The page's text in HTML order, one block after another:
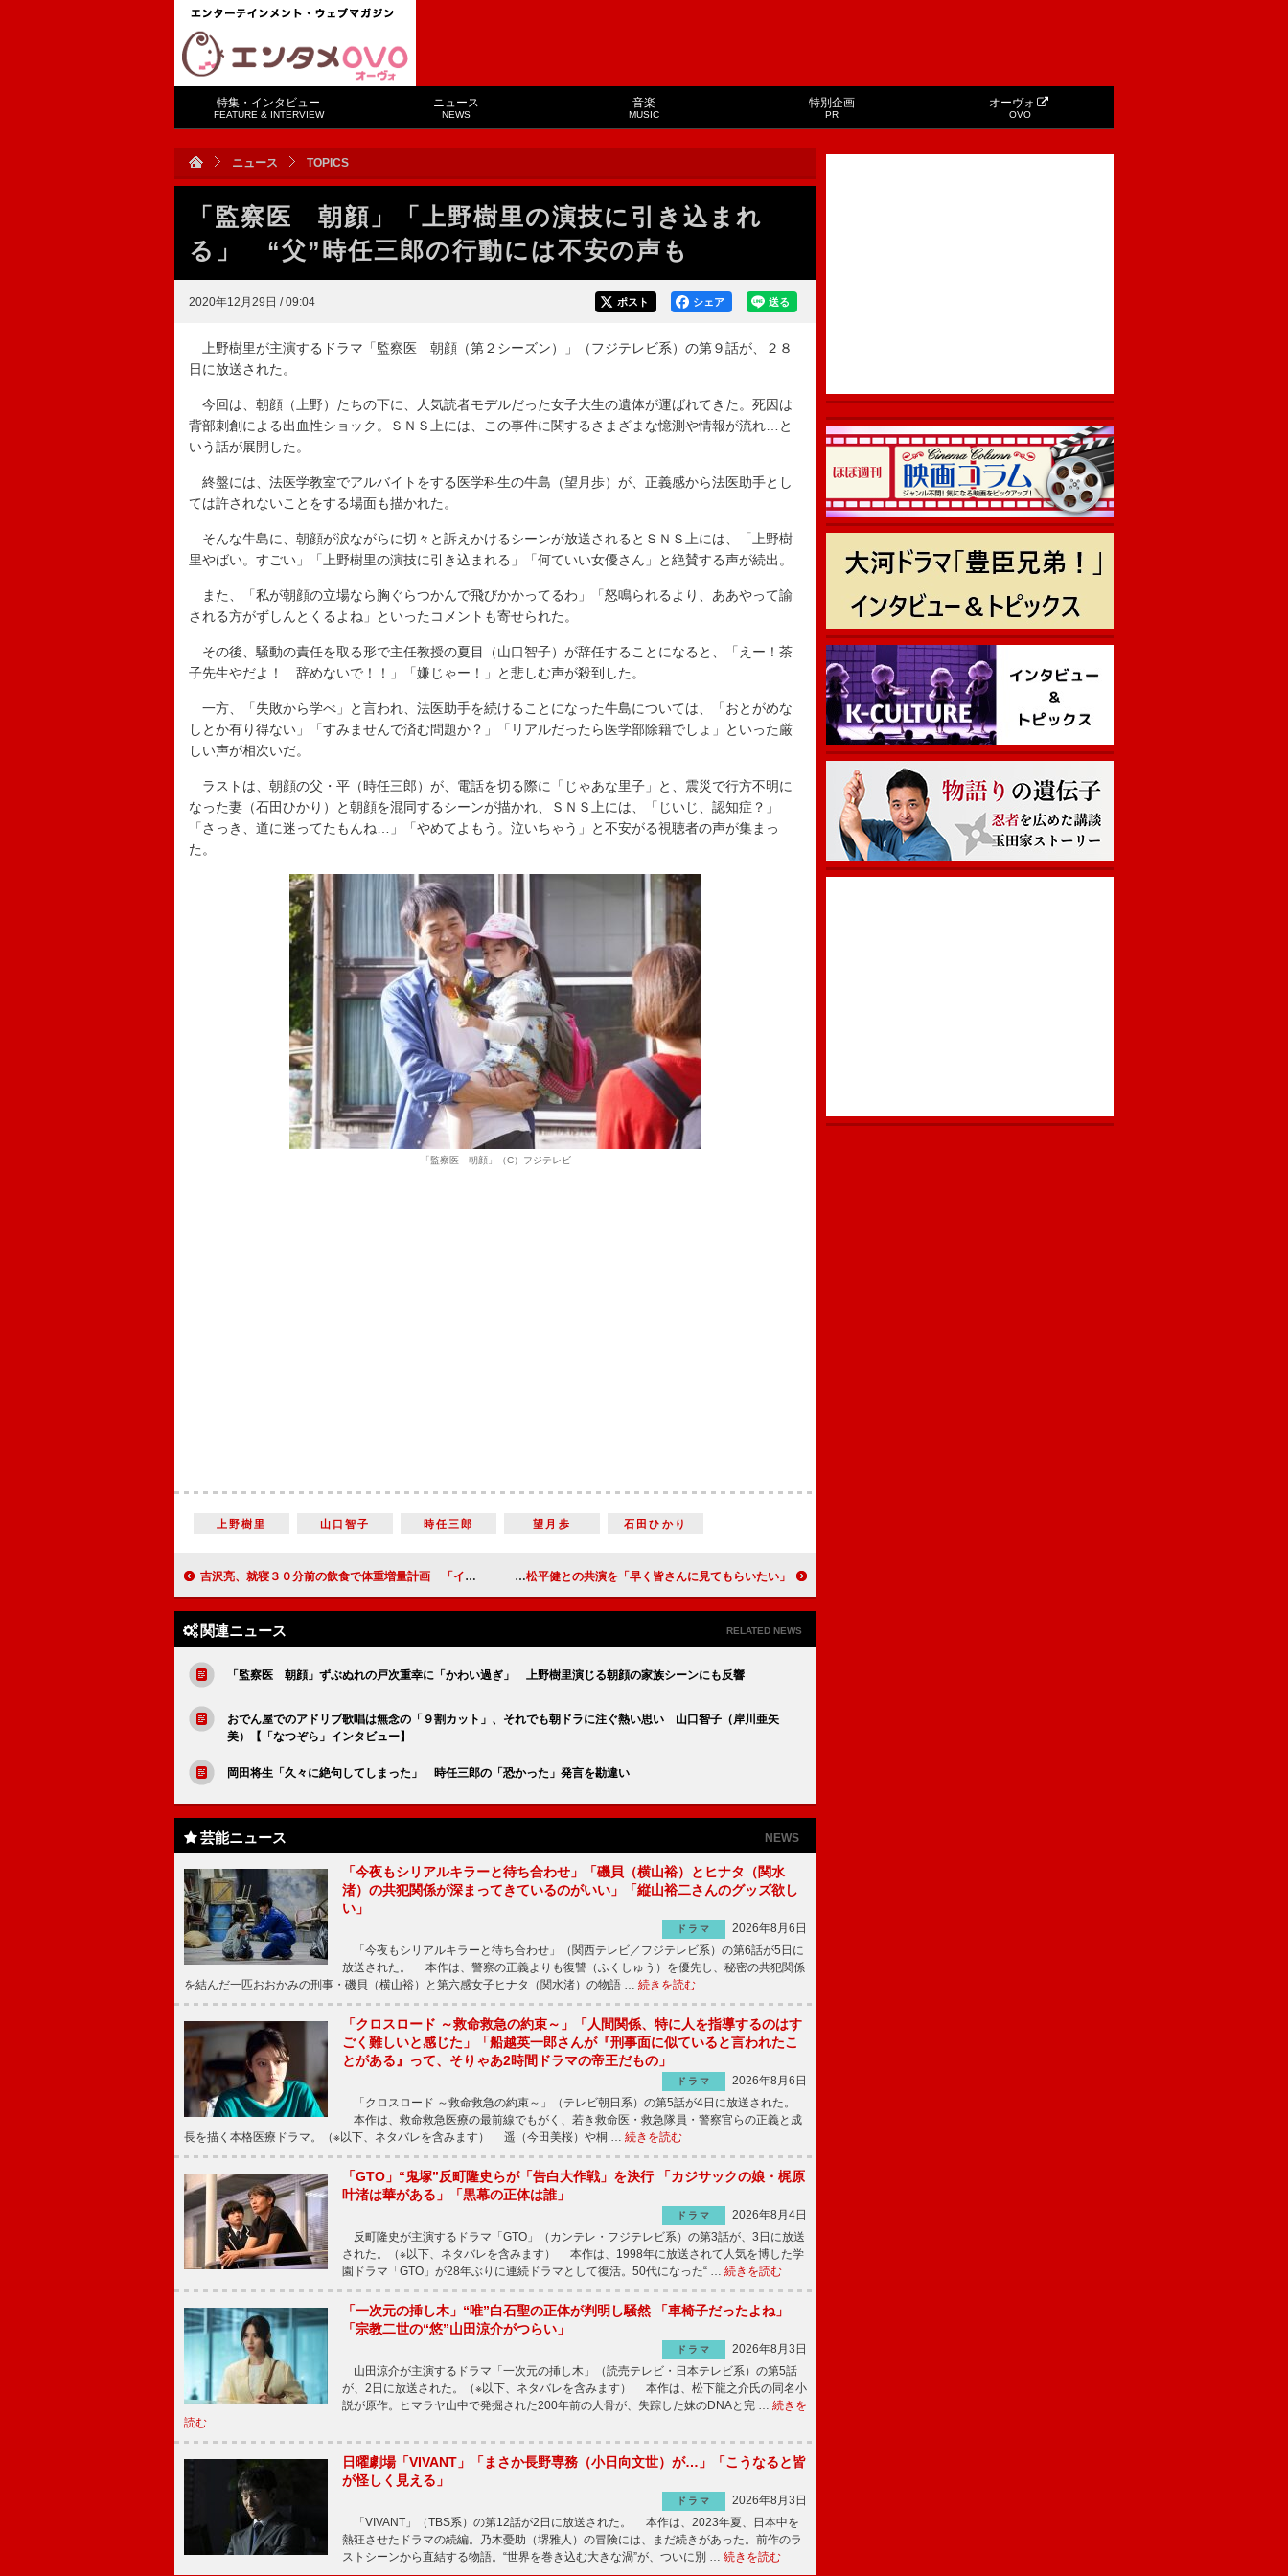
特集・インタビュー
FEATURE & INTERVIEW
ニュース
NEWS
音楽
MUSIC
特別企画
PR
オーヴォ
OVO
ニュース TOPICS
「監察医 朝顔」「上野樹里の演技に引き込まれ
る」 “父”時任三郎の行動には不安の声も
2020年12月29日 / 09:04 送る
シェア
ポスト
上野樹里が主演するドラマ「監察医 朝顔（第２シーズン）」（フジテレビ系）の第９話が、２８
日に放送された。
今回は、朝顔（上野）たちの下に、人気読者モデルだった女子大生の遺体が運ばれてきた。死因は
背部刺創による出血性ショック。ＳＮＳ上には、この事件に関するさまざまな憶測や情報が流れ…と
いう話が展開した。
終盤には、法医学教室でアルバイトをする医学科生の牛島（望月歩）が、正義感から法医助手とし
ては許されないことをする場面も描かれた。
そんな牛島に、朝顔が涙ながらに切々と訴えかけるシーンが放送されるとＳＮＳ上には、「上野樹
里やばい。すごい」「上野樹里の演技に引き込まれる」「何ていい女優さん」と絶賛する声が続出。
また、「私が朝顔の立場なら胸ぐらつかんで飛びかかってるわ」「怒鳴られるより、ああやって諭
される方がずしんとくるよね」といったコメントも寄せられた。
その後、騒動の責任を取る形で主任教授の夏目（山口智子）が辞任することになると、「えー！茶
子先生やだよ！ 辞めないで！！」「嫌じゃー！」と悲しむ声が殺到した。
一方、「失敗から学べ」と言われ、法医助手を続けることになった牛島については、「おとがめな
しとか有り得ない」「すみませんで済む問題か？」「リアルだったら医学部除籍でしょ」といった厳
しい声が相次いだ。
ラストは、朝顔の父・平（時任三郎）が、電話を切る際に「じゃあな里子」と、震災で行方不明に
なった妻（石田ひかり）と朝顔を混同するシーンが描かれ、ＳＮＳ上には、「じいじ、認知症？」
「さっき、道に迷ってたもんね…」「やめてよもう。泣いちゃう」と不安がる視聴者の声が集まっ
た。
「監察医 朝顔」（C）フジテレビ
上野樹里 山口智子 時任三郎 望月歩 石田ひかり
吉沢亮、就寝３０分前の飲食で体重増量計画 「インスタントラーメンとビール２本を一気に…」 香取慎吾の“カツケン”が大みそかに復活 本家・松平健との共演を「早く皆さんに見てもらいたい」
関連ニュース RELATED NEWS
「監察医 朝顔」ずぶぬれの戸次重幸に「かわい過ぎ」 上野樹里演じる朝顔の家族シーンにも反響
おでん屋でのアドリブ歌唱は無念の「９割カット」、それでも朝ドラに注ぐ熱い思い 山口智子（岸川亜矢
美）【「なつぞら」インタビュー】
岡田将生「久々に絶句してしまった」 時任三郎の「恐かった」発言を勘違い
芸能ニュース NEWS
「今夜もシリアルキラーと待ち合わせ」「磯貝（横山裕）とヒナタ（関水
渚）の共犯関係が深まってきているのがいい」「縦山裕二さんのグッズ欲し
い」
ドラマ
2026年8月6日
「今夜もシリアルキラーと待ち合わせ」（関西テレビ／フジテレビ系）の第6話が5日に
放送された。 本作は、警察の正義よりも復讐（ふくしゅう）を優先し、秘密の共犯関係
を結んだ一匹おおかみの刑事・磯貝（横山裕）と第六感女子ヒナタ（関水渚）の物語 … 続きを読む
「クロスロード ～救命救急の約束～」「人間関係、特に人を指導するのはす
ごく難しいと感じた」「船越英一郎さんが『刑事面に似ていると言われたこ
とがある』って、そりゃあ2時間ドラマの帝王だもの」
ドラマ
2026年8月6日
「クロスロード ～救命救急の約束～」（テレビ朝日系）の第5話が4日に放送された。
本作は、救命救急医療の最前線でもがく、若き救命医・救急隊員・警察官らの正義と成
長を描く本格医療ドラマ。（※以下、ネタバレを含みます） 遥（今田美桜）や桐 … 続きを読む
「GTO」“鬼塚”反町隆史らが「告白大作戦」を決行 「カジサックの娘・梶原
叶渚は華がある」「黒幕の正体は誰」
ドラマ
2026年8月4日
反町隆史が主演するドラマ「GTO」（カンテレ・フジテレビ系）の第3話が、3日に放送
された。（※以下、ネタバレを含みます） 本作は、1998年に放送されて人気を博した学
園ドラマ「GTO」が28年ぶりに連続ドラマとして復活。50代になった“ … 続きを読む
「一次元の挿し木」“唯”白石聖の正体が判明し騒然 「車椅子だったよね」
「宗教二世の“悠”山田涼介がつらい」
ドラマ
2026年8月3日
山田涼介が主演するドラマ「一次元の挿し木」（読売テレビ・日本テレビ系）の第5話
が、2日に放送された。（※以下、ネタバレを含みます） 本作は、松下龍之介氏の同名小
説が原作。ヒマラヤ山中で発掘された200年前の人骨が、失踪した妹のDNAと完 … 続きを
読む
日曜劇場「VIVANT」「まさか長野専務（小日向文世）が…」「こうなると皆
が怪しく見える」
ドラマ
2026年8月3日
「VIVANT」（TBS系）の第12話が2日に放送された。 本作は、2023年夏、日本中を
熱狂させたドラマの続編。乃木憂助（堺雅人）の冒険には、まだ続きがあった。前作のラ
ストシーンから直結する物語。“世界を巻き込む大きな渦”が、ついに別 … 続きを読む